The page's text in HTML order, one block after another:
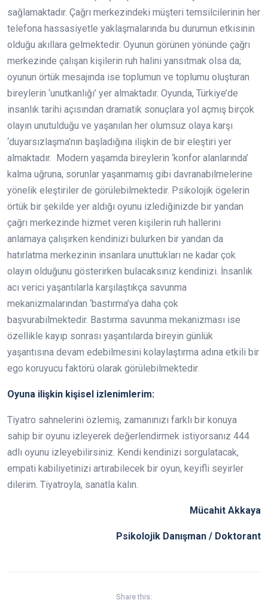
sağlamaktadır. Çağrı merkezindeki müşteri temsilcilerinin her
telefona hassasiyetle yaklaşmalarında bu durumun etkisinin
olduğu akıllara gelmektedir. Oyunun görünen yönünde çağrı
merkezinde çalışan kişilerin ruh halini yansıtmak olsa da;
oyunun örtük mesajında ise toplumun ve toplumu oluşturan
bireylerin ‘unutkanlığı’ yer almaktadır. Oyunda, Türkiye’de
insanlık tarihi açısından dramatik sonuçlara yol açmış birçok
olayın unutulduğu ve yaşanılan her olumsuz olaya karşı
‘duyarsızlaşma’nın başladığına ilişkin de bir eleştiri yer
almaktadır. Modern yaşamda bireylerin ‘konfor alanlarında’
kalma uğruna, sorunlar yaşanmamış gibi davranabilmelerine
yönelik eleştiriler de görülebilmektedir. Psikolojik ögelerin
örtük bir şekilde yer aldığı oyunu izlediğinizde bir yandan
çağrı merkezinde hizmet veren kişilerin ruh hallerini
anlamaya çalışırken kendinizi bulurken bir yandan da
hatırlatma merkezinin insanlara unuttukları ne kadar çok
olayın olduğunu gösterirken bulacaksınız kendinizi. İnsanlık
acı verici yaşantılarla karşılaştıkça savunma
mekanizmalarından ‘bastırma’ya daha çok
başvurabilmektedir. Bastırma savunma mekanizması ise
özellikle kayıp sonrası yaşantılarda bireyin günlük
yaşantısına devam edebilmesini kolaylaştırma adına etkili bir
ego koruyucu faktörü olarak görülebilmektedir.
Oyuna ilişkin kişisel izlenimlerim:
Tiyatro sahnelerini özlemiş, zamanınızı farklı bir konuya
sahip bir oyunu izleyerek değerlendirmek istiyorsanız 444
adlı oyunu izleyebilirsiniz. Kendi kendinizi sorgulatacak,
empati kabiliyetinizi artırabilecek bir oyun, keyifli seyirler
dilerim. Tiyatroyla, sanatla kalın.
Mücahit Akkaya
Psikolojik Danışman / Doktorant
Share this: